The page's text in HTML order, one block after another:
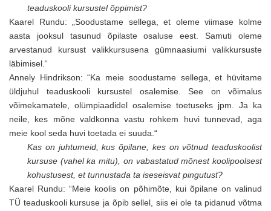
teaduskooli kursustel õppimist?
Kaarel Rundu: „Soodustame sellega, et oleme viimase kolme
aasta jooksul tasunud õpilaste osaluse eest. Samuti oleme
arvestanud kursust valikkursusena gümnaasiumi valikkursuste
läbimisel.“
Annely Hindrikson: “Ka meie soodustame sellega, et hüvitame
üldjuhul teaduskooli kursustel osalemise. See on võimalus
võimekamatele, olümpiaadidel osalemise toetuseks jpm. Ja ka
neile, kes mõne valdkonna vastu rohkem huvi tunnevad, aga
meie kool seda huvi toetada ei suuda.“
Kas on juhtumeid, kus õpilane, kes on võtnud teaduskoolist
kursuse (vahel ka mitu), on vabastatud mõnest koolipoolsest
kohustusest, et tunnustada ta iseseisvat pingutust?
Kaarel Rundu: “Meie koolis on põhimõte, kui õpilane on valinud
TÜ teaduskooli kursuse ja õpib sellel, siis ei ole ta pidanud võtma